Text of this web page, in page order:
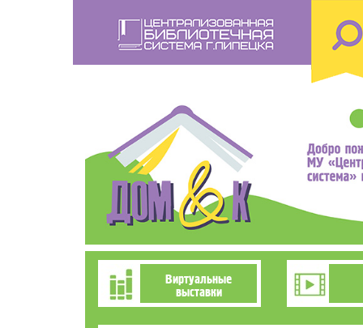
Познавательно-
развлекательное
Виртуальные
выставки